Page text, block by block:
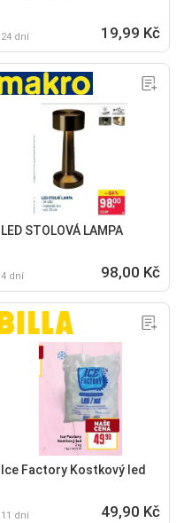
24 dní 19,99 Kč
LED STOLOVÁ LAMPA
4 dní 98,00 Kč
Ice Factory Kostkový led
11 dní 49,90 Kč